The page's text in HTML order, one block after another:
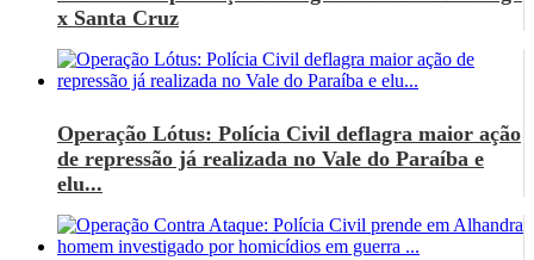
x Santa Cruz
Operação Lótus: Polícia Civil deflagra maior ação
de repressão já realizada no Vale do Paraíba e
elu...